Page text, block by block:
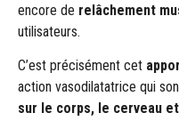
encore de relâchement
utilisateurs.
C’est précisément cet
action vasodilatatrice qui
sur le corps, le cerveau